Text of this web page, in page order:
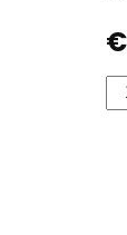
€
de